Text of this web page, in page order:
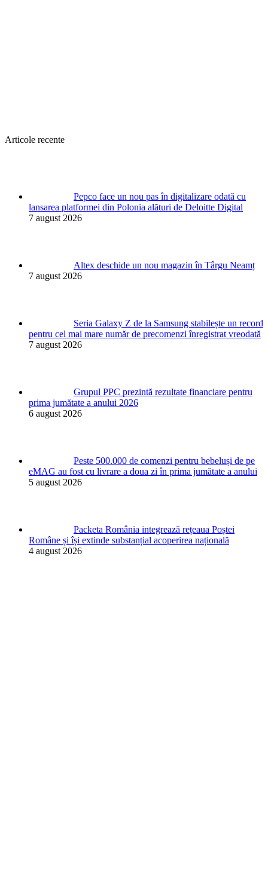
Articole recente
Pepco face un nou pas în digitalizare odată cu
lansarea platformei din Polonia alături de Deloitte Digital
7 august 2026
Altex deschide un nou magazin în Târgu Neamț
7 august 2026
Seria Galaxy Z de la Samsung stabilește un record
pentru cel mai mare număr de precomenzi înregistrat vreodată
7 august 2026
Grupul PPC prezintă rezultate financiare pentru
prima jumătate a anului 2026
6 august 2026
Peste 500.000 de comenzi pentru bebeluși de pe
eMAG au fost cu livrare a doua zi în prima jumătate a anului
5 august 2026
Packeta România integrează rețeaua Poștei
Române și își extinde substanțial acoperirea națională
4 august 2026